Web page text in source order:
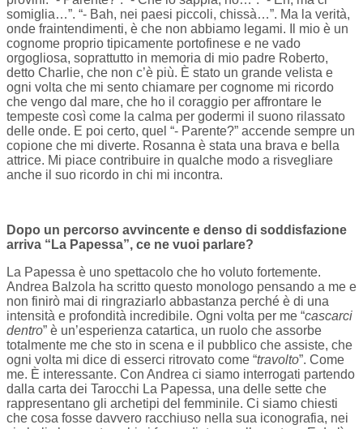
somiglia…”. “- Bah, nei paesi piccoli, chissà…”. Ma la verità,
onde fraintendimenti, è che non abbiamo legami. Il mio è un
cognome proprio tipicamente portofinese e ne vado
orgogliosa, soprattutto in memoria di mio padre Roberto,
detto Charlie, che non c’è più. È stato un grande velista e
ogni volta che mi sento chiamare per cognome mi ricordo
che vengo dal mare, che ho il coraggio per affrontare le
tempeste così come la calma per godermi il suono rilassato
delle onde. E poi certo, quel “- Parente?” accende sempre un
copione che mi diverte. Rosanna è stata una brava e bella
attrice. Mi piace contribuire in qualche modo a risvegliare
anche il suo ricordo in chi mi incontra.
Dopo un percorso avvincente e denso di soddisfazione
arriva “La Papessa”, ce ne vuoi parlare?
La Papessa è uno spettacolo che ho voluto fortemente.
Andrea Balzola ha scritto questo monologo pensando a me e
non finirò mai di ringraziarlo abbastanza perché è di una
intensità e profondità incredibile. Ogni volta per me “cascarci
dentro” è un’esperienza catartica, un ruolo che assorbe
totalmente me che sto in scena e il pubblico che assiste, che
ogni volta mi dice di esserci ritrovato come “travolto”. Come
me. È interessante. Con Andrea ci siamo interrogati partendo
dalla carta dei Tarocchi La Papessa, una delle sette che
rappresentano gli archetipi del femminile. Ci siamo chiesti
che cosa fosse davvero racchiuso nella sua iconografia, nei